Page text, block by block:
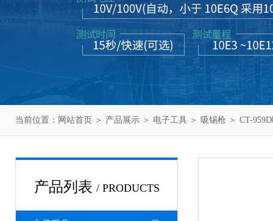
当前位置： 网站首页 ＞ 产品展示 ＞ 电子工具 ＞ 吸锡枪 ＞ CT-
产品列表 / PRODUCTS